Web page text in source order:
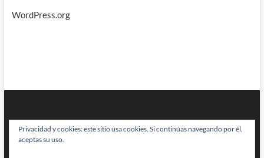
WordPress.org
Privacidad y cookies: este sitio usa cookies. Si continúas navegando por él,
aceptas su uso.